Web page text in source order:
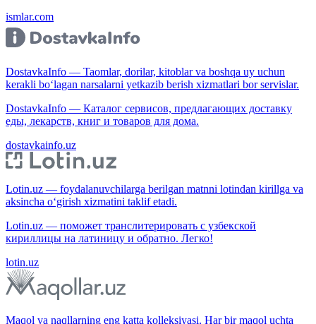
ismlar.com
DostavkaInfo — Taomlar, dorilar, kitoblar va boshqa uy uchun
kerakli bo‘lagan narsalarni yetkazib berish xizmatlari bor servislar.
DostavkaInfo — Каталог сервисов, предлагающих доставку
еды, лекарств, книг и товаров для дома.
dostavkainfo.uz
Lotin.uz — foydalanuvchilarga berilgan matnni lotindan kirillga va
aksincha o‘girish xizmatini taklif etadi.
Lotin.uz — поможет транслитерировать с узбекской
кириллицы на латиницу и обратно. Легко!
lotin.uz
Maqol va naqllarning eng katta kolleksiyasi. Har bir maqol uchta